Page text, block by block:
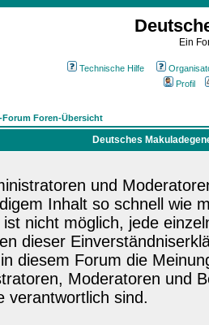
Ein
Technische Hilfe
Profil
Foren-Übersicht
Deutsches
und
Inhalt so schnell wie
nicht möglich, jede
dieser
diesem Forum die
Moderatoren und
verantwortlich sind.